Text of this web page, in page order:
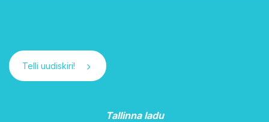
Telli uudiskiri!
Tallinna ladu